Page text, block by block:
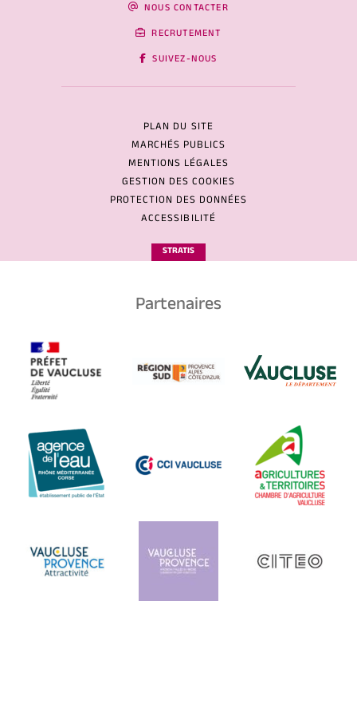
NOUS CONTACTER
RECRUTEMENT
SUIVEZ-NOUS
PLAN DU SITE
MARCHÉS PUBLICS
MENTIONS LÉGALES
GESTION DES COOKIES
PROTECTION DES DONNÉES
ACCESSIBILITÉ
STRATIS
Partenaires